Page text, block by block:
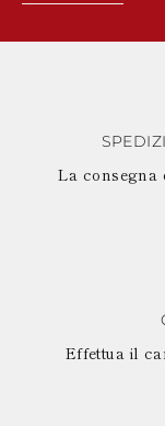
La consegna
Effettua il